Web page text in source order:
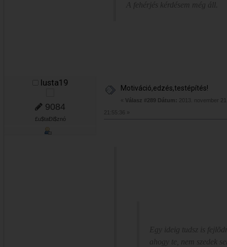
A fehérjés kérdésem még áll.
lusta19
9084
£u$taÐi$znó
Motiváció,edzés,testépítés!
« Válasz #289 Dátum:
2013. november
21:55:36 »
Egy ideig tudsz is
ahogy te, nem szedek